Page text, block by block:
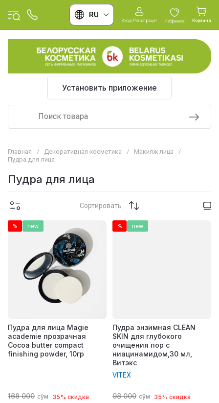
RU
Вход/Регистрация Избранное Корзина
Установить приложение
Главная / Декоративная косметика / Макияж лица
/
Пудра для лица
Пудра для лица
Сортировать
% new
Пудра для лица Magie
academie прозрачная
Cocoa butter compact
finishing powder, 10гр
168 000 сўм 35% скидка
% new
Пудра энзимная CLEAN
SKIN для глубокого
очищения пор с
ниацинамидом,30 мл,
Витэкс
VITEX
98 000 сўм 35% скидка